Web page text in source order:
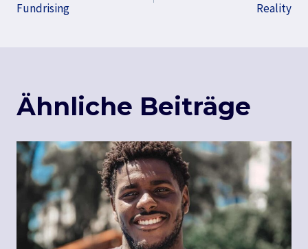
Fundrising
Reality
Ähnliche Beiträge